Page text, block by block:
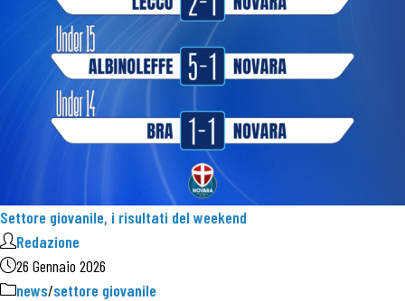
Settore giovanile, i risultati del weekend
Redazione
26 Gennaio 2026
news/settore giovanile